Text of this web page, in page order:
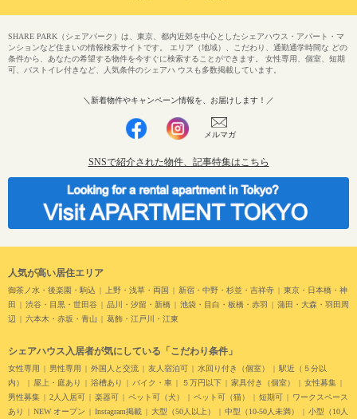
人気が高い居住エリア
御茶ノ水・後楽園・駒込 上野・浅草・両国 新宿・中野・杉並・吉祥寺
東京・日本橋・神
田
渋谷・目黒・世田谷 品川・汐留・新橋 池袋・目白・板橋・赤羽
蒲田・大森・羽田周
辺
六本木・赤坂・青山 葛飾・江戸川・江東
シェアハウス入居者が気にしている「こだわり条件」
女性専用 男性専用 外国人と交流 友人宿泊可 水回り付き（個室）
駅近（５分以
内）
屋上・庭あり 浴槽あり バイク・車 ５万円以下 家具付き（個室）
女性募集
男性募集
2人入居可 楽器可 ペット可（犬） ペット可（猫） 短期可
ワークスペース
あり
NEW オープン Instagram掲載 大型（50人以上） 中型（10-50人未満） 小型（10人
SHARE PARK（シェアパーク）は、東京、都内近郊を中心としたシェアハウス・アパート・マ
ンションなど住まいの情報検索サイトです。 エリア（地域）、こだわり、通勤通学時間な どの
条件から、あなたの希望する物件を今すぐに検索することができます。 女性専用、個室、短期
可、バストイレ付きなど、人気条件のシェアハ ウスも多数掲載しています。
＼新着物件やキャンペーン情報を、お届けします！／
メルマガ
SNSで紹介された物件、記事特集はこちら